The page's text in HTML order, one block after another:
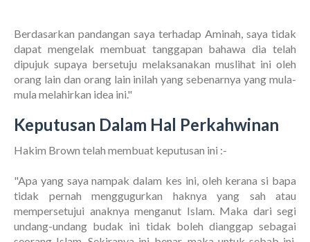
Berdasarkan pandangan saya terhadap Aminah, saya tidak
dapat mengelak membuat tanggapan bahawa dia telah
dipujuk supaya bersetuju melaksanakan muslihat ini oleh
orang lain dan orang lain inilah yang sebenarnya yang mula-
mula melahirkan idea ini."
Keputusan Dalam Hal Perkahwinan
Hakim Brown telah membuat keputusan ini :-
"Apa yang saya nampak dalam kes ini, oleh kerana si bapa
tidak pernah menggugurkan haknya yang sah atau
mempersetujui anaknya menganut Islam. Maka dari segi
undang-undang budak ini tidak boleh dianggap sebagai